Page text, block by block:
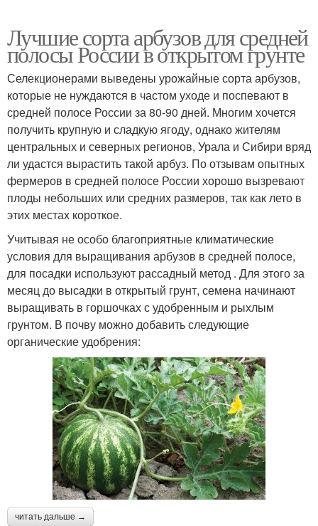
Лучшие сорта арбузов для средней
полосы России в открытом грунте
Селекционерами выведены урожайные сорта арбузов,
которые не нуждаются в частом уходе и поспевают в
средней полосе России за 80-90 дней. Многим хочется
получить крупную и сладкую ягоду, однако жителям
центральных и северных регионов, Урала и Сибири вряд
ли удастся вырастить такой арбуз. По отзывам опытных
фермеров в средней полосе России хорошо вызревают
плоды небольших или средних размеров, так как лето в
этих местах короткое.
Учитывая не особо благоприятные климатические
условия для выращивания арбузов в средней полосе,
для посадки используют рассадный метод . Для этого за
месяц до высадки в открытый грунт, семена начинают
выращивать в горшочках с удобренным и рыхлым
грунтом. В почву можно добавить следующие
органические удобрения:
читать дальше →